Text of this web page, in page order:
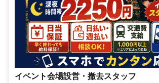
イベント会場設営・撤去スタッフ